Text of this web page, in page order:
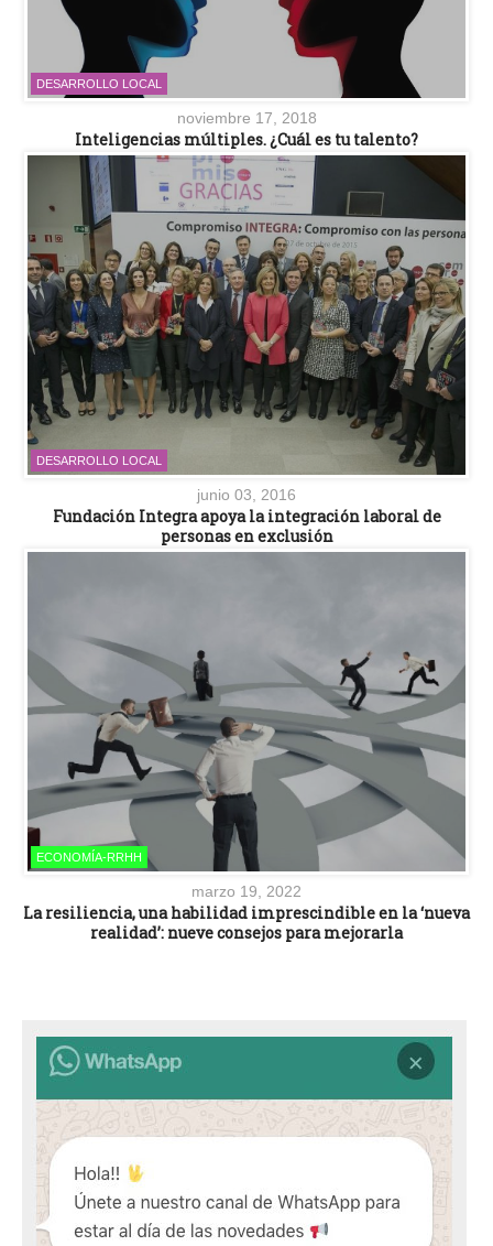
DESARROLLO LOCAL
noviembre 17, 2018
Inteligencias múltiples. ¿Cuál es tu talento?
DESARROLLO LOCAL
junio 03, 2016
Fundación Integra apoya la integración laboral de
personas en exclusión
ECONOMÍA-RRHH
marzo 19, 2022
La resiliencia, una habilidad imprescindible en la ‘nueva
realidad’: nueve consejos para mejorarla